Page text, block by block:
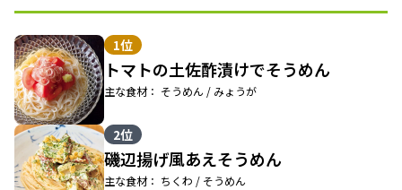
1位
トマトの土佐酢漬けでそうめん
主な食材： そうめん / みょうが
2位
磯辺揚げ風あえそうめん
主な食材： ちくわ / そうめん